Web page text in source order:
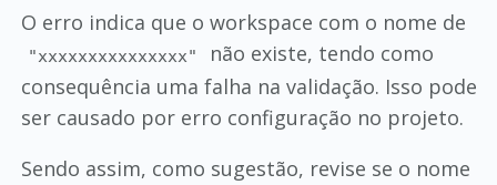
O erro indica que o workspace com o nome de
"xxxxxxxxxxxxxxx"
não existe, tendo como
consequência uma falha na validação. Isso pode
ser causado por erro configuração no projeto.
Sendo assim, como sugestão, revise se o nome